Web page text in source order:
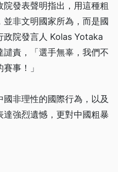
發表聲明指出，用這種粗
非文明國家所為，而是國
政院發言人 Kolas Yotaka
責，「選手無辜，我們不
事！」
非理性的國際行為，以及
強烈遺憾，更對中國粗暴